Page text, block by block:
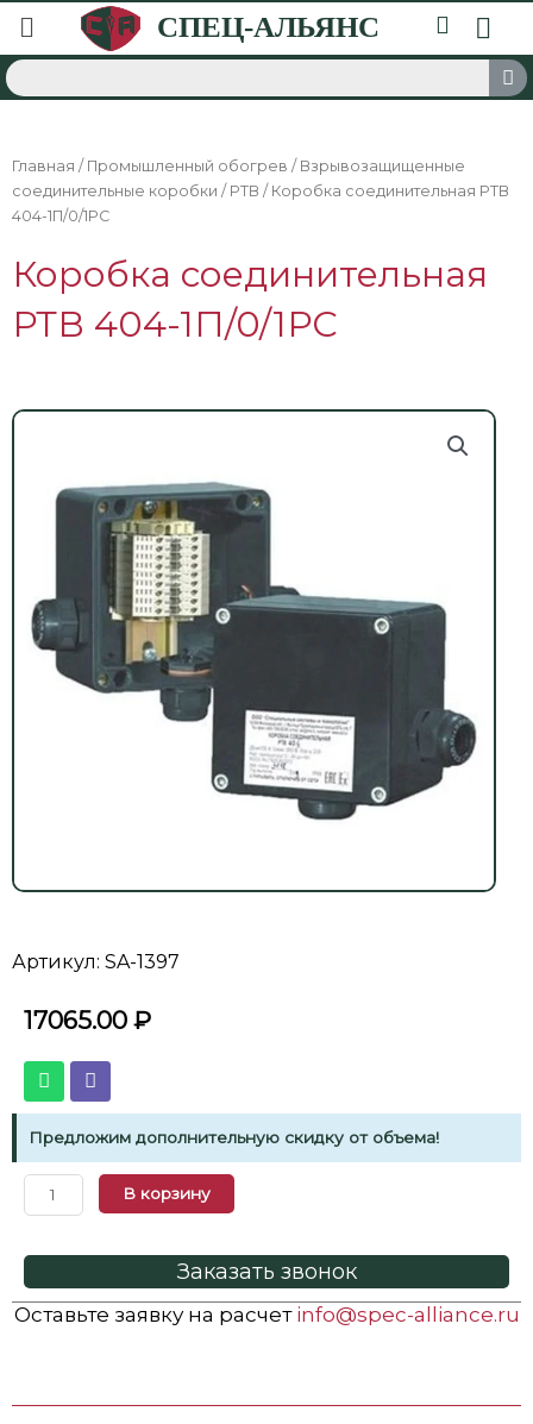
Главная / Промышленный обогрев / Взрывозащищенные
соединительные коробки / РТВ / Коробка соединительная РТВ
404-1П/0/1РС
Коробка соединительная
РТВ 404-1П/0/1РС
Артикул: SA-1397
17065.00 ₽
Предложим дополнительную скидку от объема!
В корзину
Заказать звонок
Оставьте заявку на расчет info@spec-alliance.ru